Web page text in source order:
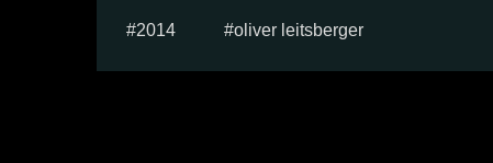
2014 oliver leitsberger